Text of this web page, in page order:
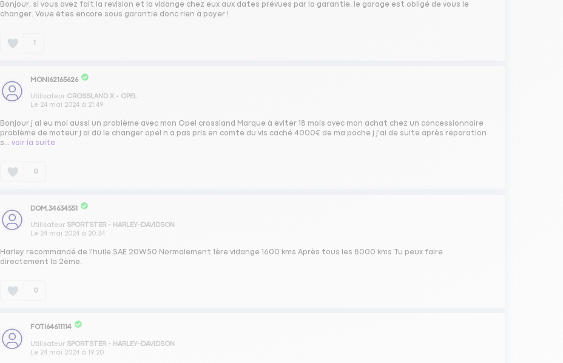
Bonjour, si vous avez fait la revision et la vidange chez eux aux dates prévues par la garantie, le garage est obligé de vous le
changer. Voue êtes encore sous garantie donc rien à payer !
1
MONI62165626
Utilisateur CROSSLAND X - OPEL
Le 24 mai 2024 à 21:49
Bonjour j ai eu moi aussi un problème avec mon Opel crossland Marque à éviter 18 mois avec mon achat chez un concessionnaire
problème de moteur j ai dû le changer opel n a pas pris en comte du vis caché 4000€ de ma poche j j'ai de suite après réparation
s...voir la suite
0
DOM.34634551
Utilisateur SPORTSTER - HARLEY-DAVIDSON
Le 24 mai 2024 à 20:34
Harley recommandé de l'huile SAE 20W50 Normalement 1ère vidange 1600 kms Après tous les 8000 kms Tu peux faire
directement la 2ème.
0
FOTI64611114
Utilisateur SPORTSTER - HARLEY-DAVIDSON
Le 24 mai 2024 à 19:20